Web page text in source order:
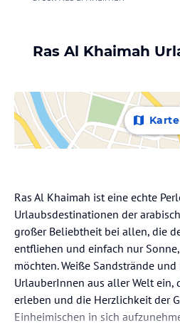
Ras Al Khaimah
Karte
Ras Al Khaimah ist eine echte
Urlaubsdestinationen der
großer Beliebtheit bei allen, die
entfliehen und einfach nur
möchten. Weiße Sandstrände
UrlauberInnen aus aller Welt ein,
erleben und die Herzlichkeit der
Einheimischen in sich